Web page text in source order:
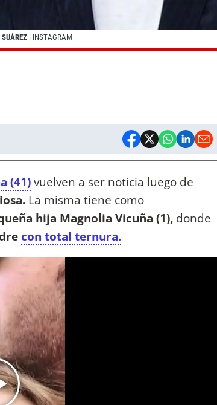
| INSTAGRAM
(41)vuelven a ser noticia luego de
La misma tiene como
hija Magnolia Vicuña (1), donde
con total ternura.